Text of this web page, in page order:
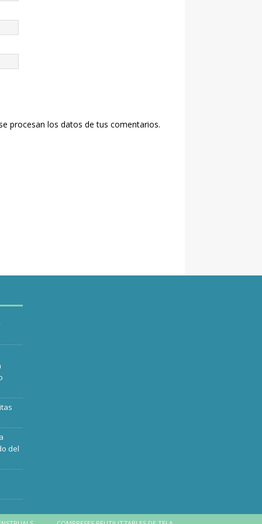
procesan los datos de tus comentarios.
del